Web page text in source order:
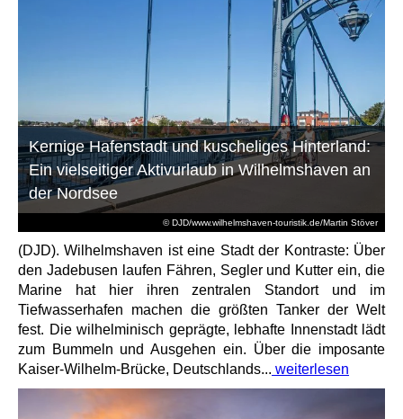
© DJD/www.wilhelmshaven-touristik.de/Martin Stöver
Kernige Hafenstadt und kuscheliges Hinterland:
Ein vielseitiger Aktivurlaub in Wilhelmshaven an
der Nordsee
(DJD). Wilhelmshaven ist eine Stadt der Kontraste: Über
den Jadebusen laufen Fähren, Segler und Kutter ein, die
Marine hat hier ihren zentralen Standort und im
Tiefwasserhafen machen die größten Tanker der Welt
fest. Die wilhelminisch geprägte, lebhafte Innenstadt lädt
zum Bummeln und Ausgehen ein. Über die imposante
Kaiser-Wilhelm-Brücke, Deutschlands... weiterlesen